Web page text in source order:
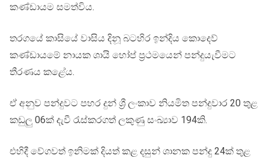
කණ්ඩායම සමත්විය.
තරගයේ කාසියේ වාසිය දිනූ බටහිර ඉන්දිය කොදෙව්
කණ්ඩායමේ නායක ශායි හෝප් ප්‍රථමයෙන් පන්දුයැවීමට
තීරණය කළේය.
ඒ අනුව පන්දුවට පහර දුන් ශ්‍රී ලංකාව නියමිත පන්දුවාර 20 තුළ
කඩුලු 06ක් දැවී රැස්කරගත් ලකුණු සංඛ්‍යාව 194කි.
එහිදී වේගවත් ඉනිමක් දියත් කළ දසුන් ශානක පන්දු 24ක් තුළ